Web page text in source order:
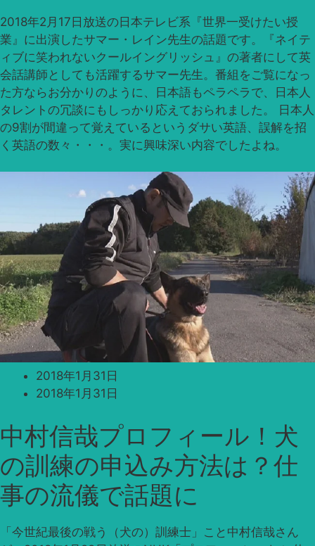
2018年2月17日放送の日本テレビ系『世界一受けたい授
業』に出演したサマー・レイン先生の話題です。『ネイテ
ィブに笑われないクールイングリッシュ』の著者にして英
会話講師としても活躍するサマー先生。番組をご覧になっ
た方ならお分かりのように、日本語もペラペラで、日本人
タレントの冗談にもしっかり応えておられました。 日本人
の9割が間違って覚えているというダサい英語、誤解を招
く英語の数々・・・。実に興味深い内容でしたよね。
2018年1月31日
2018年1月31日
中村信哉プロフィール！犬
の訓練の申込み方法は？仕
事の流儀で話題に
「今世紀最後の戦う（犬の）訓練士」こと中村信哉さん